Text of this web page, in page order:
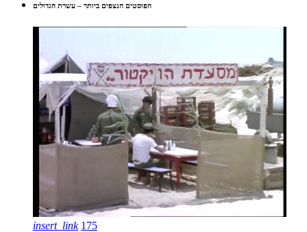
הפוסטים הנצפים ביותר – עשרת הגדולים
insert_link 175